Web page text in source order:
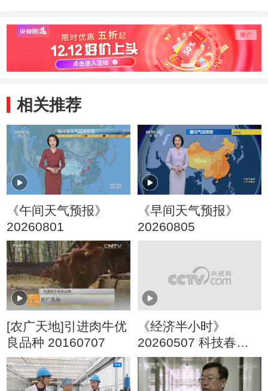
相关推荐
《午间天气预报》
20260801
《早间天气预报》
20260805
[农广天地]引进肉牛优
良品种 20160707
《经济半小时》
20260507 科技春耕
走南北：藏粮于技 藏
粮于地